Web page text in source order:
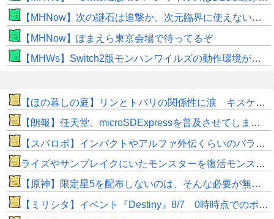
【MHNow】次の謎石は追撃か。次元臨界に使えない時点で闘気活性以下のスキルだわ
【MHNow】ぽまえら東京会場で待ってるぞ
【MHWs】Switch2版モンハンワイルズの動作環境が判明！
【ほの暮しの庭】リンとトバリの関係性に涙 キスケの株も急上昇
【朗報】任天堂、microSDExpressを普及させてしまう…
【スパロボ】インパクトやアルファ外伝くらいのバランス求む！！ → インパクトも最終的にはコアブースターで雑魚は一撃で倒せてたけどね
ライズやサンブレイクにいたモンスターを復活モンスターと呼ぶのはやめよう
【原神】限定星5を配布しないのは、そんな必要が無いから。
【ミリシタ】イベント『Destiny』8/7 0時時点でのポイント、ハイスコアのボーダー